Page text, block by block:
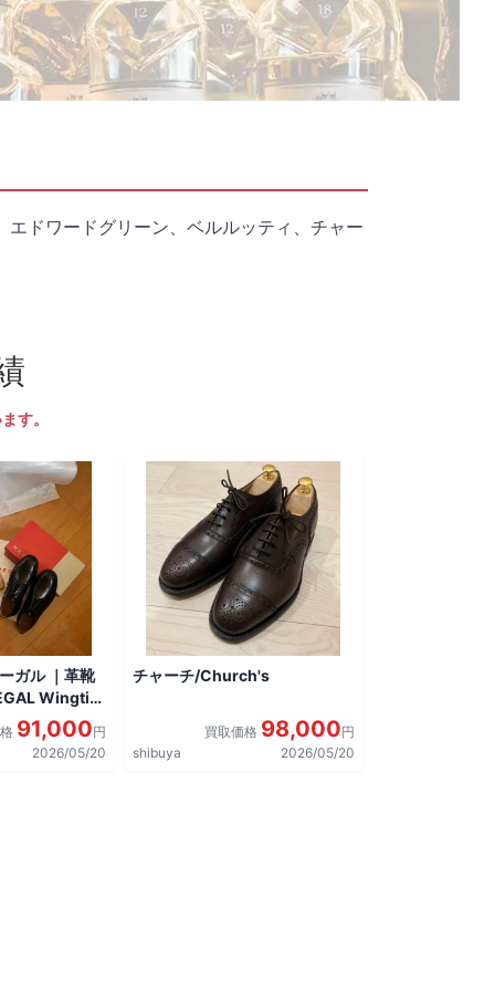
ドワードグリーン、ベルルッティ、チャー
す。
ガル ｜革靴
Wingtip
した。
91,000円
2026/05/20
チャーチ/Church's
買取価格 98,000円
shibuya
2026/05/20